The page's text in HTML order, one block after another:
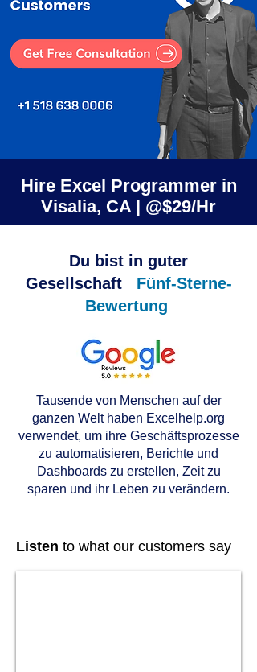
Hire Excel Programmer in
Visalia, CA | @$29/Hr
Du bist in guter
Gesellschaft
Fünf-Sterne-
Bewertung
Tausende von Menschen auf der
ganzen Welt haben Excelhelp.org
verwendet, um ihre Geschäftsprozesse
zu automatisieren, Berichte und
Dashboards zu erstellen, Zeit zu
sparen und ihr Leben zu verändern.
Listen to what our customers say